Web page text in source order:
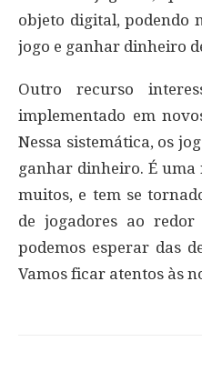
objeto digital, podendo
jogo e ganhar dinheiro
Outro recurso
implementado em
Nessa sistemática, os
ganhar dinheiro. É
muitos, e tem se
de jogadores ao
podemos esperar das
Vamos ficar atentos às